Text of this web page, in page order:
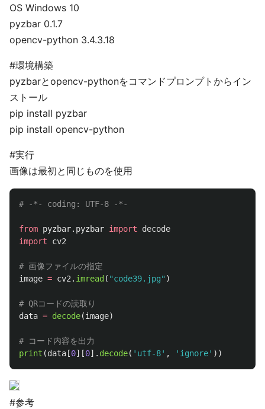
OS Windows 10
pyzbar 0.1.7
opencv-python 3.4.3.18
#環境構築
pyzbarとopencv-pythonをコマンドプロンプトからイン
ストール
pip install pyzbar
pip install opencv-python
#実行
画像は最初と同じものを使用
from pyzbar.pyzbar import
decode
import
cv2
image = cv2 . imread ( "code39.jpg" )
data = decode(image)
print (data [0][0]. decode( ' utf-8' , ' ignore' ))
#参考